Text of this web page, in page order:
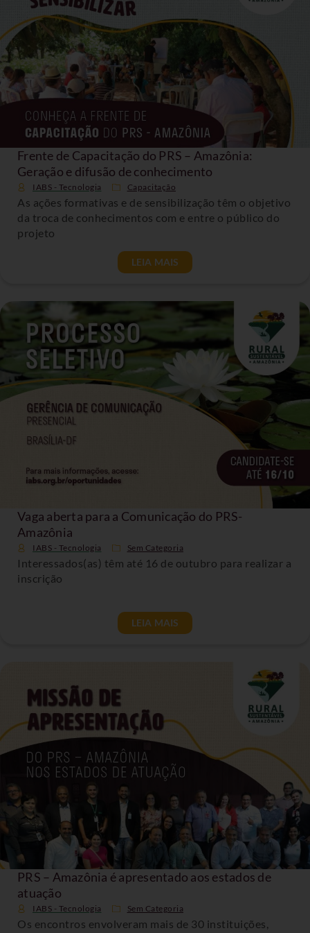
Frente de Capacitação do PRS – Amazônia:
Geração e difusão de conhecimento
IABS - Tecnologia Capacitação
As ações formativas e de sensibilização têm o objetivo
da troca de conhecimentos com e entre o público do
projeto
LEIA MAIS
Vaga aberta para a Comunicação do PRS-
Amazônia
IABS - Tecnologia Sem Categoria
Interessados(as) têm até 16 de outubro para realizar a
inscrição
LEIA MAIS
PRS – Amazônia é apresentado aos estados de
atuação
IABS - Tecnologia Sem Categoria
Os encontros envolveram mais de 30 instituições,